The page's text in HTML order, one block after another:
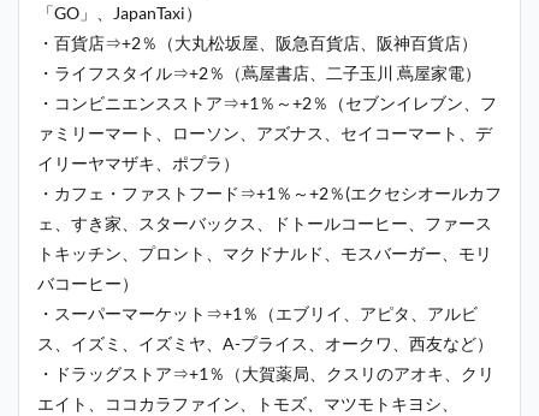
「GO」、JapanTaxi）
・百貨店⇒+2％（大丸松坂屋、阪急百貨店、阪神百貨店）
・ライフスタイル⇒+2％（蔦屋書店、二子玉川 蔦屋家電）
・コンビニエンスストア⇒+1％～+2％（セブンイレブン、フ
ァミリーマート、ローソン、アズナス、セイコーマート、デ
イリーヤマザキ、ポプラ）
・カフェ・ファストフード⇒+1％～+2％(エクセシオールカフ
ェ、すき家、スターバックス、ドトールコーヒー、ファース
トキッチン、プロント、マクドナルド、モスバーガー、モリ
バコーヒー）
・スーパーマーケット⇒+1％（エブリイ、アピタ、アルビ
ス、イズミ、イズミヤ、A-プライス、オークワ、西友など）
・ドラッグストア⇒+1％（大賀薬局、クスリのアオキ、クリ
エイト、ココカラファイン、トモズ、マツモトキヨシ、